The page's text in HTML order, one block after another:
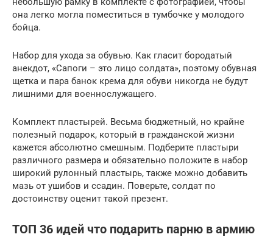
она легко могла поместиться в тумбочке у молодого
бойца.
Набор для ухода за обувью. Как гласит бородатый
анекдот, «Сапоги – это лицо солдата», поэтому обувная
щетка и пара банок крема для обуви никогда не будут
лишними для военнослужащего.
Комплект пластырей. Весьма бюджетный, но крайне
полезный подарок, который в гражданской жизни
кажется абсолютно смешным. Подберите пластыри
различного размера и обязательно положите в набор
широкий рулонный пластырь, также можно добавить
мазь от ушибов и ссадин. Поверьте, солдат по
достоинству оценит такой презент.
ТОП 36 идей что подарить парню в армию